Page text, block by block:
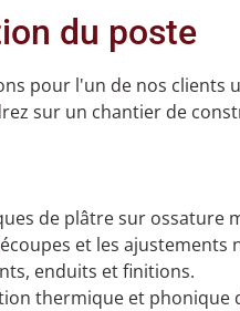
du poste
pour l'un de nos clients
sur un chantier de
de plâtre sur ossature
et les ajustements
enduits et finitions.
thermique et phonique